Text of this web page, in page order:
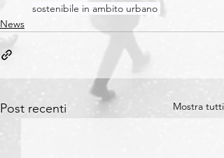
sostenibile in ambito urbano
News
Post recenti Mostra tutti